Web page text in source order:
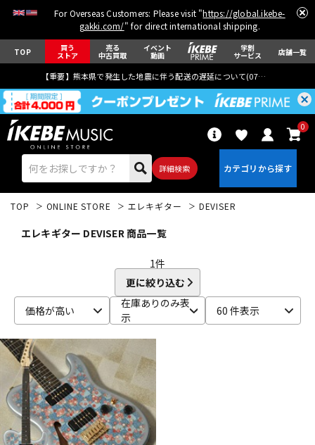
For Overseas Customers: Please visit "https://global.ikebe-
gakki.com/" for direct international shipping.
TOP 買う
ストア
売る
中古買取
イベント
動画
学割
サービス 店舗一覧
【重要】熊本県で発生した地震に伴う配送の遅延について(07月29日
詳細検索
0
ベース
ドラム
キーボード
TOP ONLINE STORE エレキギター DEVISER
エレキギター DEVISER 商品一覧
1件
更に絞り込む
価格が高い
在庫ありのみ表
示
60 件表示